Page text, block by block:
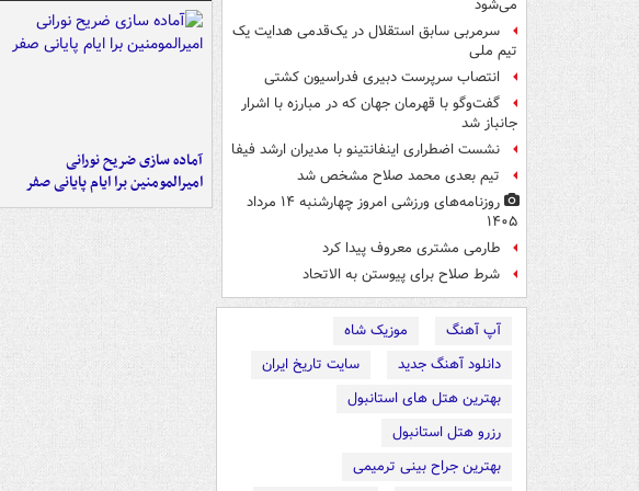
می‌شود
سرمربی سابق استقلال در یک‌قدمی هدایت یک
تیم ملی
انتصاب سرپرست دبیری فدراسیون کشتی
گفت‌وگو با قهرمان جهان که در مبارزه با اشرار
جانباز شد
نشست اضطراری اینفانتینو با مدیران ارشد فیفا
تیم بعدی محمد صلاح مشخص شد
روزنامه‌های ورزشی امروز چهارشنبه ۱۴ مرداد
۱۴۰۵
طارمی مشتری معروف پیدا کرد
شرط صلاح برای پیوستن به الاتحاد
آپ آهنگ
موزیک شاه
دانلود آهنگ جدید
سایت تاریخ ایران
بهترین هتل های استانبول
رزرو هتل استانبول
بهترین جراح بینی ترمیمی
آماده سازی ضریح نورانی
امیرالمومنین برا ایام پایانی صفر